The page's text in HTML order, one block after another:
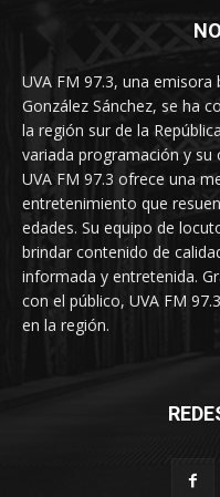
UVA FM 97.3, una
González Sánchez, se ha
la región sur de la
variada programación y
UVA FM 97.3 ofrece una
entretenimiento que
edades. Su equipo de
brindar contenido de
informada y entretenida.
con el público, UVA FM
en la región.